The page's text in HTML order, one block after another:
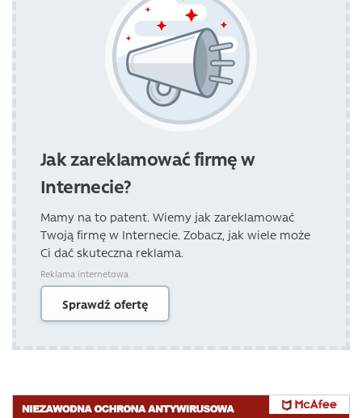
Jak zareklamować firmę w
Internecie?
Mamy na to patent. Wiemy jak zareklamować
Twoją firmę w Internecie. Zobacz, jak wiele może
Ci dać skuteczna reklama.
Reklama internetowa
Sprawdź ofertę